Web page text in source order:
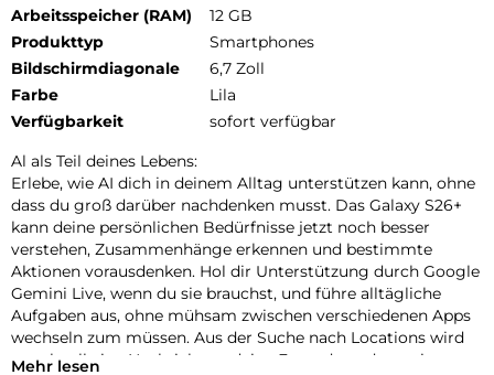
Arbeitsspeicher (RAM)
12 GB
Produkttyp
Smartphones
Bildschirmdiagonale
6,7 Zoll
Farbe
Lila
Verfügbarkeit
sofort verfügbar
Al als Teil deines Lebens:
Erlebe, wie AI dich in deinem Alltag unterstützen kann, ohne
dass du groß darüber nachdenken musst. Das Galaxy S26+
kann deine persönlichen Bedürfnisse jetzt noch besser
verstehen, Zusammenhänge erkennen und bestimmte
Aktionen vorausdenken. Hol dir Unterstützung durch Google
Gemini Live, wenn du sie brauchst, und führe alltägliche
Aufgaben aus, ohne mühsam zwischen verschiedenen Apps
wechseln zum müssen. Aus der Suche nach Locations wird
so schnell eine Nachricht an deine Freunde und aus einer
Mehr lesen